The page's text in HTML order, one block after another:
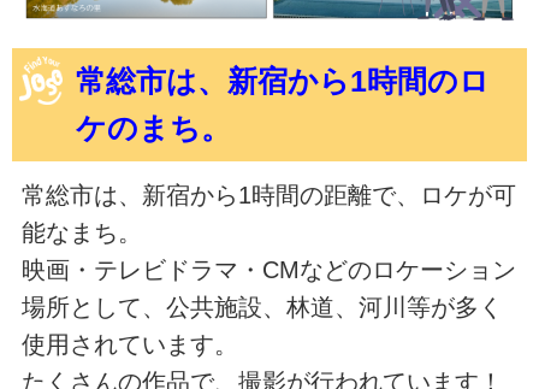
常総市は、新宿から1時間のロ
ケのまち。
常総市は、新宿から1時間の距離で、ロケが可
能なまち。
映画・テレビドラマ・CMなどのロケーション
場所として、公共施設、林道、河川等が多く
使用されています。
たくさんの作品で、撮影が行われています！